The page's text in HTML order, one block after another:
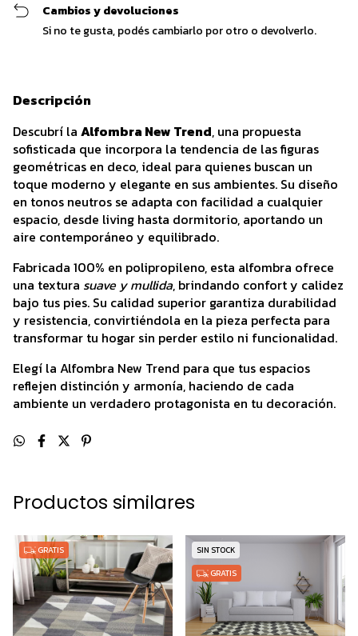
Cambios y devoluciones
Si no te gusta, podés cambiarlo por otro o devolverlo.
Descripción
Descubrí la Alfombra New Trend, una propuesta
sofisticada que incorpora la tendencia de las figuras
geométricas en deco, ideal para quienes buscan un
toque moderno y elegante en sus ambientes. Su diseño
en tonos neutros se adapta con facilidad a cualquier
espacio, desde living hasta dormitorio, aportando un
aire contemporáneo y equilibrado.
Fabricada 100% en polipropileno, esta alfombra ofrece
una textura suave y mullida, brindando confort y calidez
bajo tus pies. Su calidad superior garantiza durabilidad
y resistencia, convirtiéndola en la pieza perfecta para
transformar tu hogar sin perder estilo ni funcionalidad.
Elegí la Alfombra New Trend para que tus espacios
reflejen distinción y armonía, haciendo de cada
ambiente un verdadero protagonista en tu decoración.
Productos similares
GRATIS
SIN STOCK
GRATIS